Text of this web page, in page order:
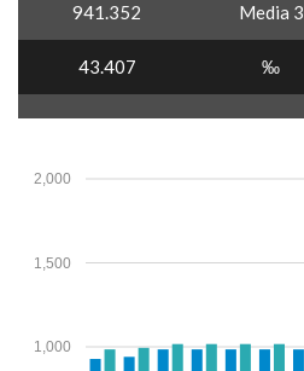
941.352 Media 3
43.407 ‰
1,000
1,500
2,000